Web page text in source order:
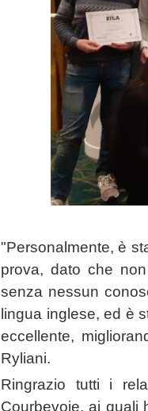
"Personalmente, è
prova, dato che
senza nessun
lingua inglese, ed è
eccellente,
Ryliani.
Ringrazio tutti i
Courbevoie, ai quali